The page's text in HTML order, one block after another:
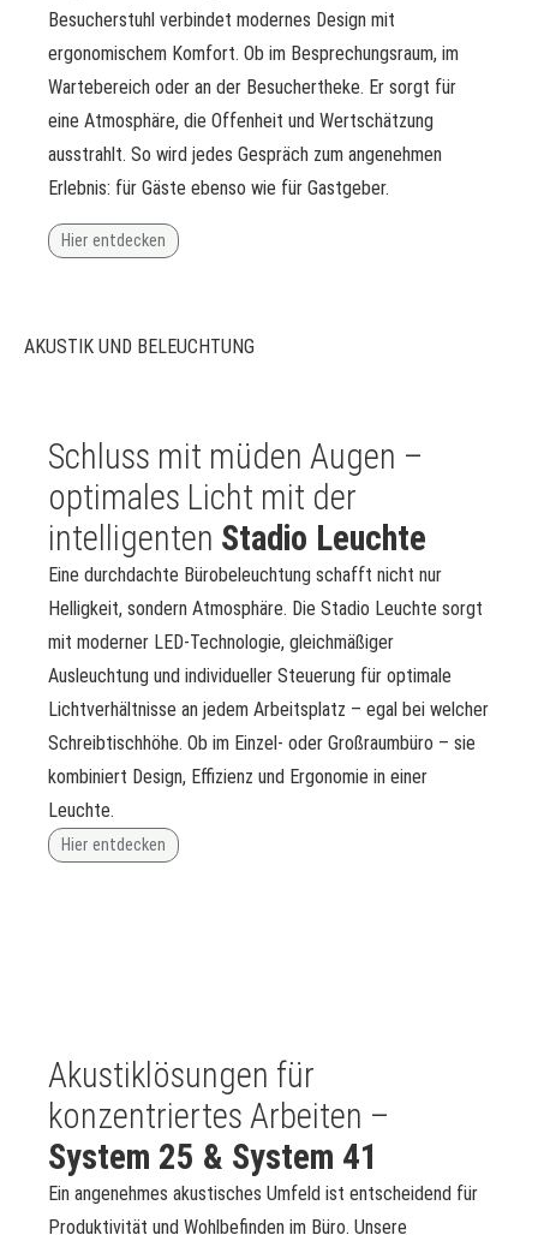
Besucherstuhl verbindet modernes Design mit
ergonomischem Komfort. Ob im Besprechungsraum, im
Wartebereich oder an der Besuchertheke. Er sorgt für
eine Atmosphäre, die Offenheit und Wertschätzung
ausstrahlt. So wird jedes Gespräch zum angenehmen
Erlebnis: für Gäste ebenso wie für Gastgeber.
Hier entdecken
AKUSTIK UND BELEUCHTUNG
Schluss mit müden Augen –
optimales Licht mit der
intelligenten Stadio Leuchte
Eine durchdachte Bürobeleuchtung schafft nicht nur
Helligkeit, sondern Atmosphäre. Die Stadio Leuchte sorgt
mit moderner LED-Technologie, gleichmäßiger
Ausleuchtung und individueller Steuerung für optimale
Lichtverhältnisse an jedem Arbeitsplatz – egal bei welcher
Schreibtischhöhe. Ob im Einzel- oder Großraumbüro – sie
kombiniert Design, Effizienz und Ergonomie in einer
Leuchte.
Hier entdecken
Akustiklösungen für
konzentriertes Arbeiten –
System 25 & System 41
Ein angenehmes akustisches Umfeld ist entscheidend für
Produktivität und Wohlbefinden im Büro. Unsere